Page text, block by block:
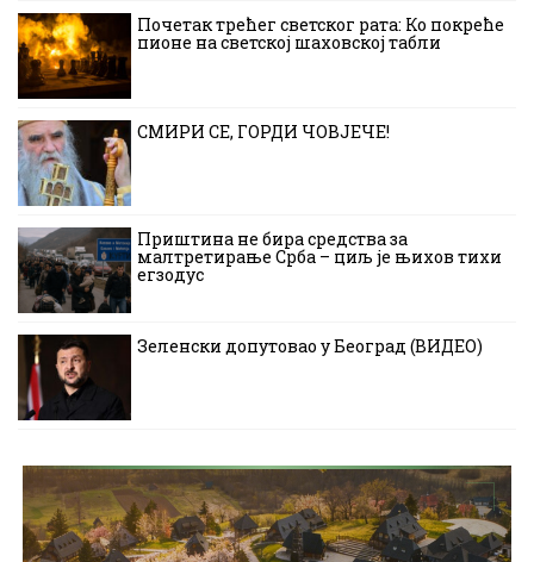
Почетак трећег светског рата: Ко покреће
пионе на светској шаховској табли
СМИРИ СЕ, ГОРДИ ЧОВЈЕЧЕ!
Приштина не бира средства за
малтретирање Срба – циљ је њихов тихи
егзодус
Зеленски допутовао у Београд (ВИДЕО)